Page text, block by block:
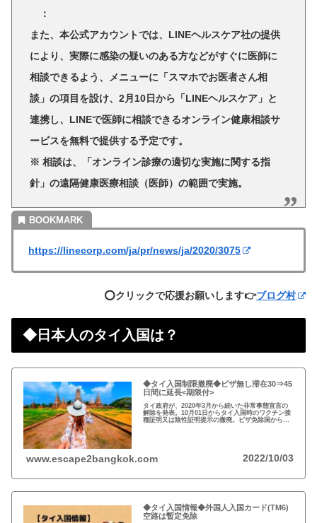
：
また、本公式アカウントでは、LINEヘルスケア社の提供
により、実際に感染の疑いのある方などがすぐに医師に
相談できるよう、メニューに「スマホでお医者さん相
談」の項目を設け、2月10日から「LINEヘルスケア」と
連携し、LINEで医師に相談できるオンライン健康相談サ
ービスを無料で提供する予定です。
※ 相談は、「オンライン診療の適切な実施に関する指
針」の遠隔健康医療相談（医師）の範囲で実施。
https://linecorp.com/ja/pr/news/ja/2020/3075
⭕️クリックで応援お願いします👉ブログ村
◆日本人のタイ入国は？
◆タイ入国制限撤廃◆ビザ無し滞在30⇒45
日間に延長<期限付>
タイ政府が、2020年3月から続いた非常事態宣言の
解除を発表。10月01日からタイ入国時のワクチン接
種証明又は陰性証明提示の撤廃。ビザ免除国からの
www.escape2bangkok.com 2022/10/03
◆タイ入国情報◆外国人入国カード(TM6)
空路は暫定免除